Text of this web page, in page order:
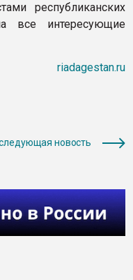
республиканских
все интересующие
riadagestan.ru
новость